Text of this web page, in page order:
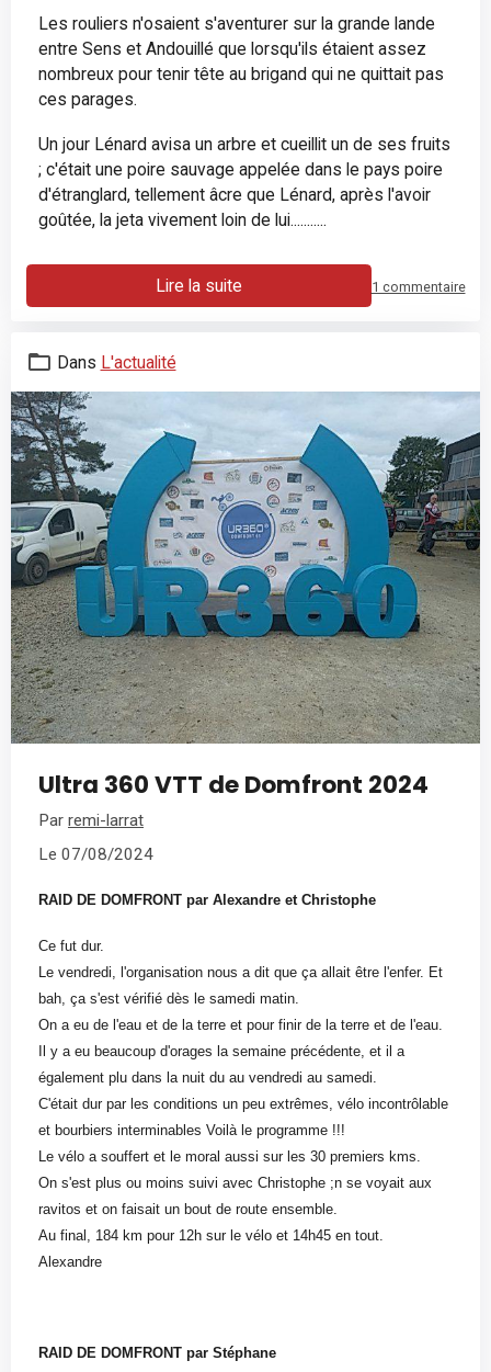
Les rouliers n'osaient s'aventurer sur la grande lande
entre Sens et Andouillé que lorsqu'ils étaient assez
nombreux pour tenir tête au brigand qui ne quittait pas
ces parages.
Un jour Lénard avisa un arbre et cueillit un de ses fruits
; c'était une poire sauvage appelée dans le pays poire
d'étranglard, tellement âcre que Lénard, après l'avoir
goûtée, la jeta vivement loin de lui...........
Lire la suite 1 commentaire
Dans L'actualité
Ultra 360 VTT de Domfront 2024
Par remi-larrat
Le 07/08/2024
RAID DE DOMFRONT par Alexandre et Christophe
Ce fut dur.
Le vendredi, l'organisation nous a dit que ça allait être l'enfer. Et
bah, ça s'est vérifié dès le samedi matin.
On a eu de l'eau et de la terre et pour finir de la terre et de l'eau.
Il y a eu beaucoup d'orages la semaine précédente, et il a
également plu dans la nuit du au vendredi au samedi.
C'était dur par les conditions un peu extrêmes, vélo incontrôlable
et bourbiers interminables Voilà le programme !!!
Le vélo a souffert et le moral aussi sur les 30 premiers kms.
On s'est plus ou moins suivi avec Christophe ;n se voyait aux
ravitos et on faisait un bout de route ensemble.
Au final, 184 km pour 12h sur le vélo et 14h45 en tout.
Alexandre
RAID DE DOMFRONT par Stéphane